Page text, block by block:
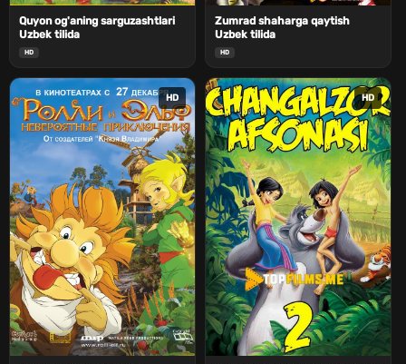
Quyon og'aning sarguzashtlari
Uzbek tilida
HD
Zumrad shaharga qaytish
Uzbek tilida
HD
HD HD